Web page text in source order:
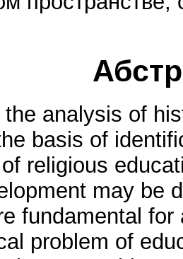
analysis of
basis of
religious
may be
fundamental
problem of